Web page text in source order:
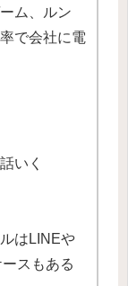
ム、ルン
で会社に電
いく
はLINEや
スもある